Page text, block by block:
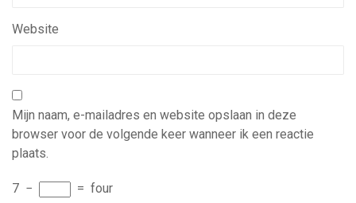
Website
Mijn naam, e-mailadres en website opslaan in deze
browser voor de volgende keer wanneer ik een reactie
plaats.
7 − = four